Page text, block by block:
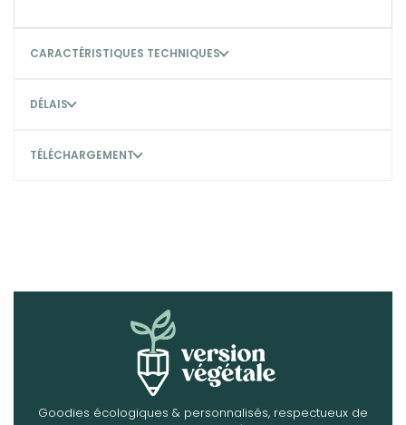
CARACTÉRISTIQUES TECHNIQUES
DÉLAIS
TÉLÉCHARGEMENT
Goodies écologiques & personnalisés, respectueux de